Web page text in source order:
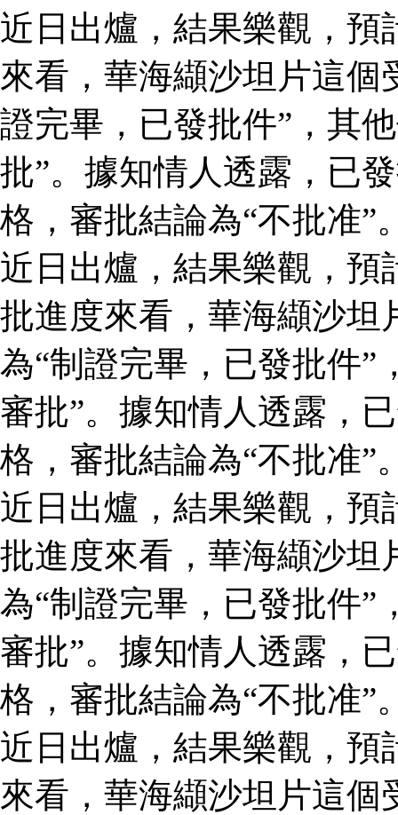
近日出爐，結果樂觀，預
來看，華海纈沙坦片這個
證完畢，已發批件”，其
批”。據知情人透露，已
格，審批結論為“不批准”
近日出爐，結果樂觀，
批進度來看，華海纈沙坦
為“制證完畢，已發批件”
審批”。據知情人透露，
格，審批結論為“不批准”
近日出爐，結果樂觀，
批進度來看，華海纈沙坦
為“制證完畢，已發批件”
審批”。據知情人透露，
格，審批結論為“不批准”
近日出爐，結果樂觀，預
來看，華海纈沙坦片這個